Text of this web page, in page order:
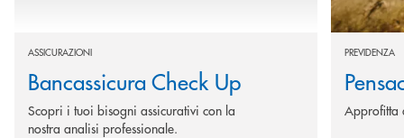
ASSICURAZIONI
Bancassicura Check Up
Scopri i tuoi bisogni assicurativi con la
nostra analisi professionale.
PREVIDENZA
Approfitta